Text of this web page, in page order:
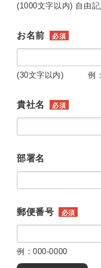
(1000文字以内) 自由記
お名前 必須
(30文字以内) 例：
貴社名 必須
部署名
郵便番号 必須
例：000-0000